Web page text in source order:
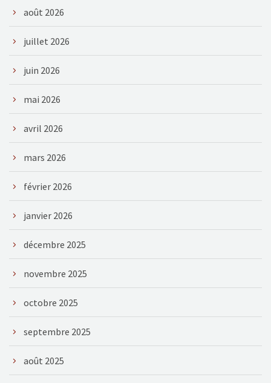
août 2026
juillet 2026
juin 2026
mai 2026
avril 2026
mars 2026
février 2026
janvier 2026
décembre 2025
novembre 2025
octobre 2025
septembre 2025
août 2025